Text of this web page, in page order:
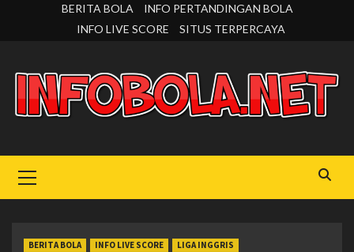
BERITA BOLA
INFO PERTANDINGAN BOLA
INFO LIVE SCORE
SITUS TERPERCAYA
Menu
BERITA BOLA INFO LIVE SCORE LIGA INGGRIS